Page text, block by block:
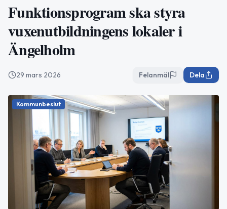
Funktionsprogram ska styra
vuxenutbildningens lokaler i
Ängelholm
29 mars 2026 Felanmäl Dela
Kommunbeslut